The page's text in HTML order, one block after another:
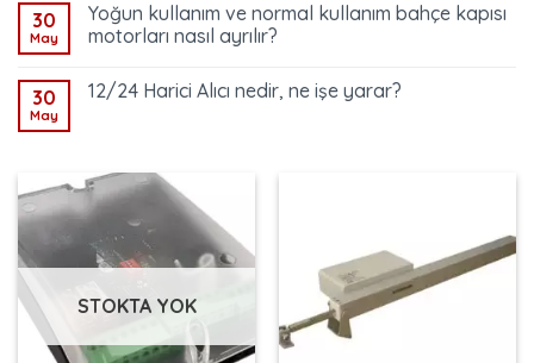
30
May
Yoğun kullanım ve normal kullanım bahçe kapısı
motorları nasıl ayrılır?
30
May
12/24 Harici Alıcı nedir, ne işe yarar?
STOKTA YOK